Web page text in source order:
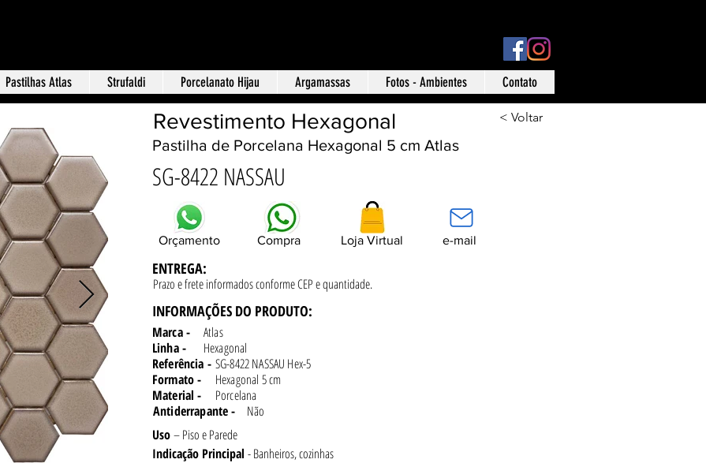
Pastilhas Atlas Strufaldi Porcelanato Hijau Argamassas Fotos - Ambientes Contato
Revestimento Hexagonal < Voltar
Pastilha de Porcelana Hexagonal 5 cm Atlas
SG-8422 NASSAU
Orçamento Compra Loja Virtual e-mail
ENTREGA:
Prazo e frete informados conformeCEP e quantidade.
INFORMAÇÕES DO PRODUTO:
Marca -
Atlas
Linha -
Hexagonal
Referência - SG-8422 NASSAU Hex-5
Formato -
Hexagonal 5 cm
Material -
Porcelana
Antiderrapante -
Não
Uso – Piso e Parede
Indicação Principal - Banheiros, cozinhas